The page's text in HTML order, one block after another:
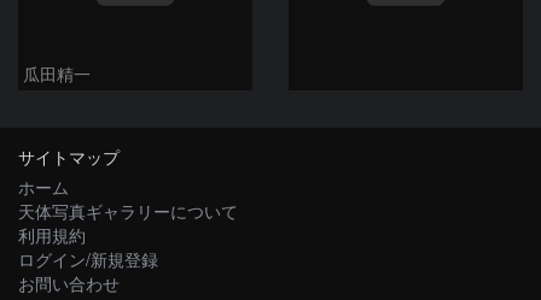
瓜田精一
サイトマップ
ホーム
天体写真ギャラリーについて
利用規約
ログイン/新規登録
お問い合わせ